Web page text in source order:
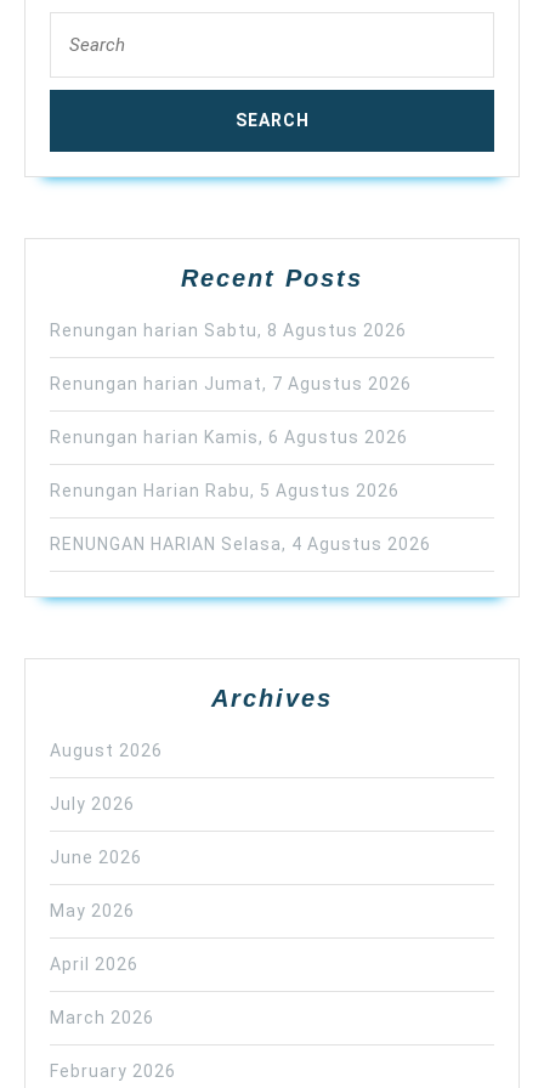
for:
Recent Posts
Renungan harian Sabtu, 8 Agustus 2026
Renungan harian Jumat, 7 Agustus 2026
Renungan harian Kamis, 6 Agustus 2026
Renungan Harian Rabu, 5 Agustus 2026
RENUNGAN HARIAN Selasa, 4 Agustus 2026
Archives
August 2026
July 2026
June 2026
May 2026
April 2026
March 2026
February 2026